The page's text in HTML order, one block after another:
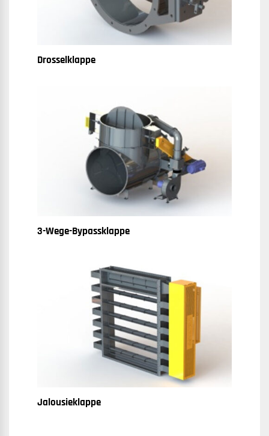
Drosselklappe
3-Wege-Bypassklappe
Jalousieklappe